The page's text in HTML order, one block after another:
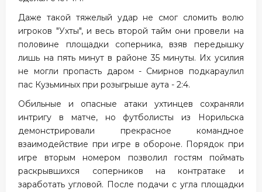
Даже такой тяжелый удар не смог сломить волю
игроков "Ухты", и весь второй тайм они провели на
половине площадки соперника, взяв передышку
лишь на пять минут в районе 35 минуты. Их усилия
не могли пропасть даром - Смирнов подкараулил
пас Кузьминых при розыгрыше аута - 2:4.
Обильные и опасные атаки ухтинцев сохраняли
интригу в матче, но футболисты из Норильска
демонстрировали прекрасное командное
взаимодействие при игре в обороне. Порядок при
игре вторым номером позволил гостям поймать
раскрывшихся соперников на контратаке и
заработать угловой. После подачи с угла площадки